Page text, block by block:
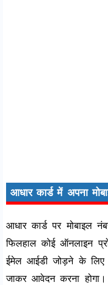
आधार कार्ड में अपना
आधार कार्ड पर मोबाइल
फिलहाल कोई ऑनलाइन
ईमेल आईडी जोड़ने के
जाकर आवेदन करना